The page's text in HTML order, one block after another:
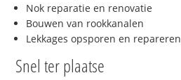
Nok reparatie en renovatie
Bouwen van rookkanalen
Lekkages opsporen en repareren
Snel ter plaatse